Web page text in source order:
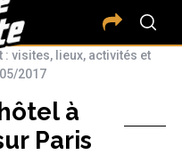
visites, lieux, activités et
2017
à
Paris